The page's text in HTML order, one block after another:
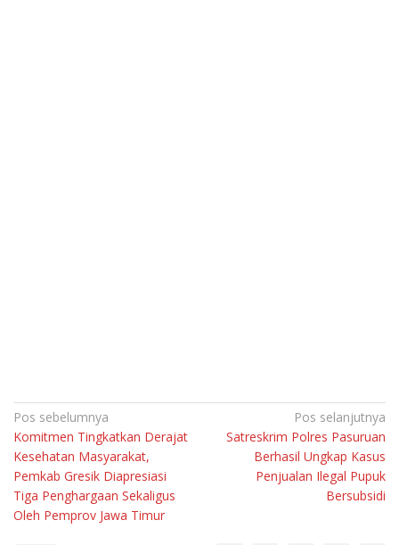
Navigasi
pos
Pos sebelumnya
Komitmen Tingkatkan Derajat
Kesehatan Masyarakat,
Pemkab Gresik Diapresiasi
Tiga Penghargaan Sekaligus
Oleh Pemprov Jawa Timur
Pos selanjutnya
Satreskrim Polres Pasuruan
Berhasil Ungkap Kasus
Penjualan Ilegal Pupuk
Bersubsidi